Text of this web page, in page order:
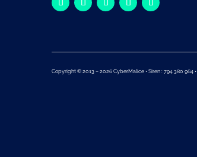
Copyright © 2013 – 2026 CyberMalice • Siren : 794 380 964 •